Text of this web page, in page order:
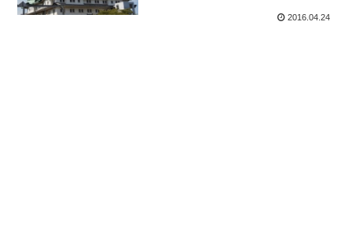
2016.04.24